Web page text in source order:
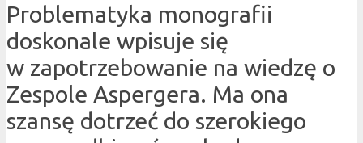
Problematyka monografii
doskonale wpisuje się
w zapotrzebowanie na wiedzę o
Zespole Aspergera. Ma ona
szansę dotrzeć do szerokiego